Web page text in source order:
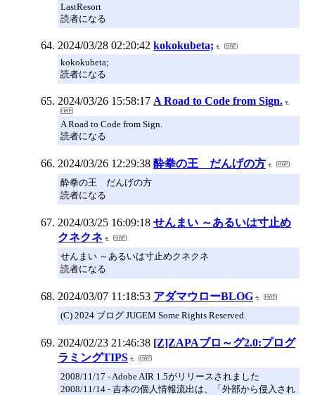
LastResort
読者になる
2024/03/28 02:20:42 kokokubeta;
kokokubeta;
読者になる
2024/03/26 15:58:17 A Road to Code from Sign.
A Road to Code from Sign.
読者になる
2024/03/26 12:29:38 酔拳の王 だんげの方
酔拳の王 だんげの方
読者になる
2024/03/25 16:09:18 せんまい ～あるいは寸止め
クネクネ
せんまい ～あるいは寸止めクネクネ
読者になる
2024/03/07 11:18:53 アダマウローBLOG
(C) 2024 ブログ JUGEM Some Rights Reserved.
2024/02/23 21:46:38 [Z]ZAPAブロ～グ2.0:プログ
ラミングTIPS
2008/11/17 - Adobe AIR 1.5がリリースされました
2008/11/14 - 吉本の個人情報流出は、「外部から侵入され